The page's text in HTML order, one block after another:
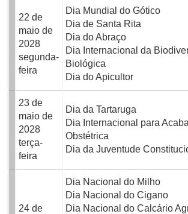
22 de
maio de
2028
segunda-
feira
Dia Mundial do Gótico
Dia de Santa Rita
Dia do Abraço
Dia Internacional da
Biológica
Dia do Apicultor
23 de
maio de
2028
terça-
feira
Dia da Tartaruga
Dia Internacional para
Obstétrica
Dia da Juventude
24 de
Dia Nacional do Milho
Dia Nacional do Cigano
Dia Nacional do Calcário